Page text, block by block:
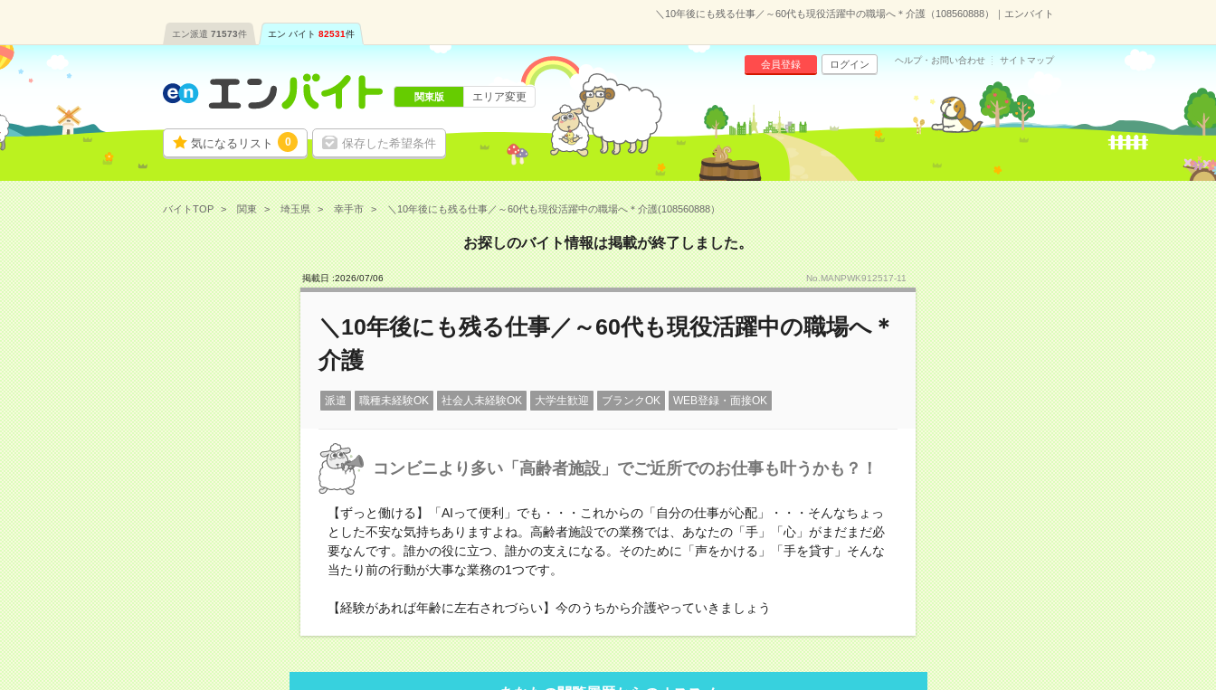
＼10年後にも残る仕事／～60代も現役活躍中の職場へ＊介護（108560888）｜エンバイト
エン派遣 71573件 エン バイト 82531件
気になるリスト 0 保存した希望条件
会員登録 ログイン ヘルプ・お問い合わせ サイトマップ
関東版 エリア変更
バイトTOP 関東 埼玉県 幸手市 ＼10年後にも残る仕事／～60代も現役活躍中の職場へ＊介護(108560888）
お探しのバイト情報は掲載が終了しました。
掲載日 :2026/07/06 No.MANPWK912517-11
＼10年後にも残る仕事／～60代も現役活躍中の職場へ＊
介護
派遣 職種未経験OK 社会人未経験OK 大学生歓迎 ブランクOK WEB登録・面接OK
コンビニより多い「高齢者施設」でご近所でのお仕事も叶うかも？！
【ずっと働ける】「AIって便利」でも・・・これからの「自分の仕事が心配」・・・そんなちょっ
とした不安な気持ちありますよね。高齢者施設での業務では、あなたの「手」「心」がまだまだ必
要なんです。誰かの役に立つ、誰かの支えになる。そのために「声をかける」「手を貸す」そんな
当たり前の行動が大事な業務の1つです。
【経験があれば年齢に左右されづらい】今のうちから介護やっていきましょう